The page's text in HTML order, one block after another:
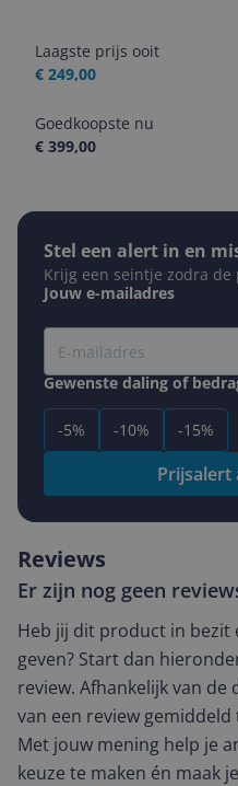
Laagste prijs ooit
€ 249,00
Goedkoopste nu
€ 399,00
Stel een alert in en
Krijg een seintje zodra de
Jouw e-mailadres
Gewenste daling of
-5% -10% -15%
Prijsalert
Reviews
Er zijn nog geen
Heb jij dit product in bezit
geven? Start dan
review. Afhankelijk van
van een review
Met jouw mening help je
keuze te maken én maak